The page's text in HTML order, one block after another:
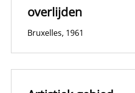
overlijden
Bruxelles, 1961